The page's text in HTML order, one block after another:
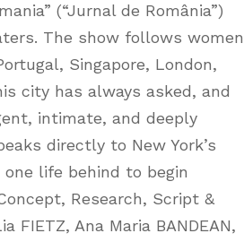
(“Jurnal de România”)
The show follows women
Singapore, London,
city has always asked, and
intimate, and deeply
directly to New York’s
life behind to begin
Research, Script &
FIETZ, Ana Maria BANDEAN,